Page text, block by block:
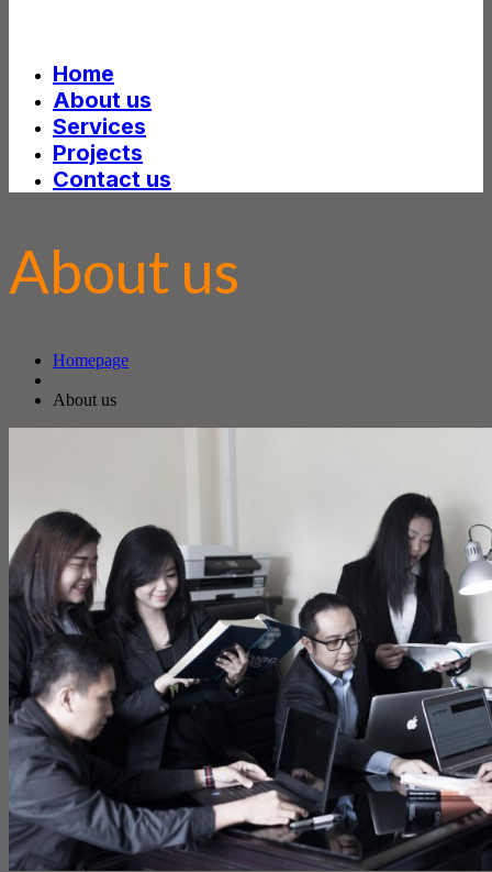
Home
About us
Services
Projects
Contact us
About us
Homepage
About us